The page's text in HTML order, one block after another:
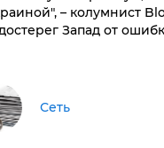
– колумнист
Запад от
Сеть